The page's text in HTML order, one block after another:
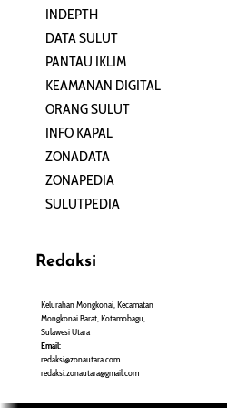
INDEPTH
DATA SULUT
PANTAU IKLIM
KEAMANAN DIGITAL
ORANG SULUT
INFO KAPAL
ZONADATA
ZONAPEDIA
SULUTPEDIA
Redaksi
Kelurahan Mongkonai, Kecamatan
Mongkonai Barat, Kotamobagu,
Sulawesi Utara
Email:
redaksi@zonautara.com
redaksi.zonautara@gmail.com